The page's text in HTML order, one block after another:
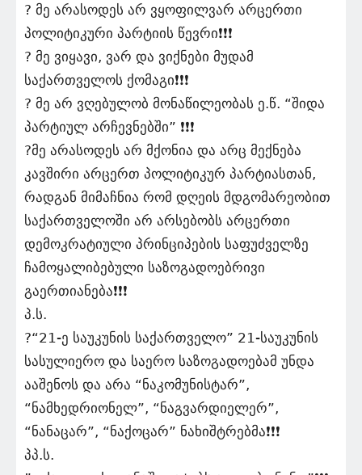
? მე არასოდეს არ ვყოფილვარ არცერთი
პოლიტიკური პარტიის წევრი❗❗❗
? მე ვიყავი, ვარ და ვიქნები მუდამ
საქართველოს ქომაგი❗❗❗
? მე არ ვღებულობ მონაწილეობას ე.წ. “შიდა
პარტიულ არჩევნებში” ❗❗❗
?️მე არასოდეს არ მქონია და არც მექნება
კავშირი არცერთ პოლიტიკურ პარტიასთან,
რადგან მიმაჩნია რომ დღეის მდგომარეობით
საქართველოში არ არსებობს არცერთი
დემოკრატიული პრინციპების საფუძველზე
ჩამოყალიბებული საზოგადოებრივი
გაერთიანება❗❗❗
პ.ს.
?️“21-ე საუკუნის საქართველო” 21-საუკუნის
სასულიერო და საერო საზოგადოებამ უნდა
ააშენოს და არა “ნაკომუნისტარ”,
“ნამხედრიონელ”, “ნაგვარდიელერ”,
“ნანაცარ”, “ნაქოცარ” ნახიშტრებმა❗❗❗
პპ.ს.